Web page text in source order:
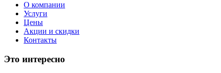
О компании
Услуги
Цены
Акции и скидки
Контакты
Это интересно